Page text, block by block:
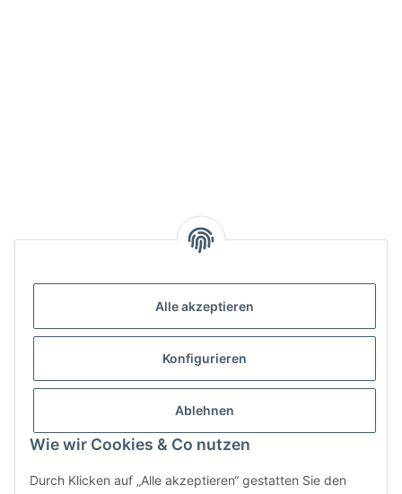
Alle akzeptieren
Konfigurieren
Ablehnen
Wie wir Cookies & Co nutzen
Durch Klicken auf „Alle akzeptieren“ gestatten Sie den